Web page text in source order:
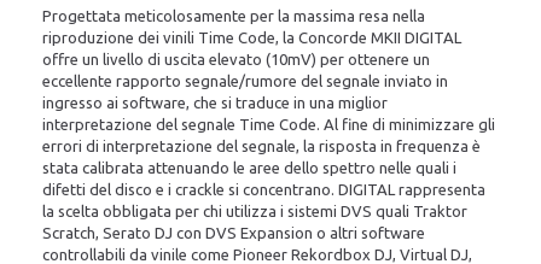
Progettata meticolosamente per la massima resa nella
riproduzione dei vinili Time Code, la Concorde MKII DIGITAL
offre un livello di uscita elevato (10mV) per ottenere un
eccellente rapporto segnale/rumore del segnale inviato in
ingresso ai software, che si traduce in una miglior
interpretazione del segnale Time Code. Al fine di minimizzare gli
errori di interpretazione del segnale, la risposta in frequenza è
stata calibrata attenuando le aree dello spettro nelle quali i
difetti del disco e i crackle si concentrano. DIGITAL rappresenta
la scelta obbligata per chi utilizza i sistemi DVS quali Traktor
Scratch, Serato DJ con DVS Expansion o altri software
controllabili da vinile come Pioneer Rekordbox DJ, Virtual DJ,